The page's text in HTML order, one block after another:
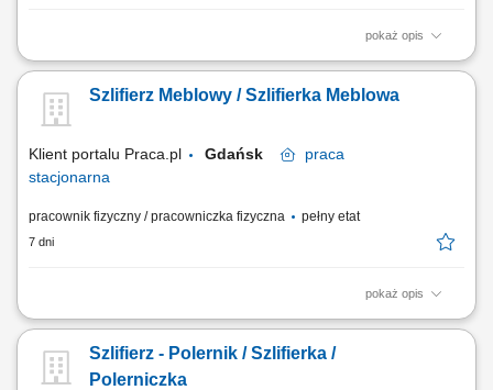
pokaż opis
Dołącz do naszego Zespołu i weź udział w budowie luksusowych
które cenią precyzję i wysoką jakość wykonywanej pracy. Zakres
obowiązków Szlifowanie elementów kompozytowych oraz
Szlifierz Meblowy / Szlifierka Meblowa
Klient portalu Praca.pl Gdańsk
praca
stacjonarna
pracownik fizyczny / pracowniczka fizyczna pełny etat
7 dni
pokaż opis
Szlifowanie komponentów meblowych na stanowiskach szlifierskich;
podkładowania i lakierowania; Oklejanie i zabezpieczanie elementów
przed procesem lakierniczym; Praca z chemia lakierniczą zgodnie z
Szlifierz - Polernik / Szlifierka /
Polerniczka